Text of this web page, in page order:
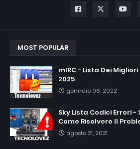
MOST POPULAR
mIRC - Lista Dei
2025
gennaio 06, 2022
Sky Lista Codici Errori
Come Risolvere Il
agosto 21, 2021